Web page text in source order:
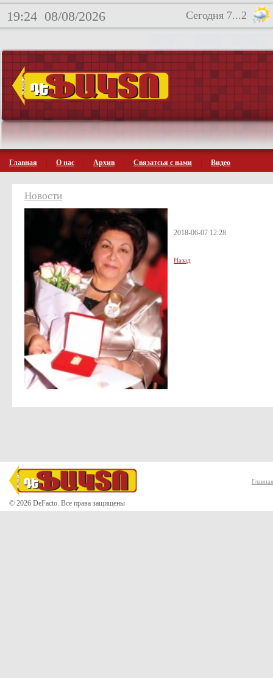
19:25 08/08/2026 Сегодня 7...2
Главная О нас Архив Связатсья с нами Видео
Новости
2018-06-07 12:28
Назад
© 2026 DeFacto. Все права защищены
Главная